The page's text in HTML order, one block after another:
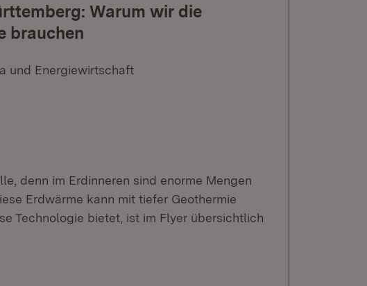
Warum wir die
brauchen
und Energiewirtschaft
denn im Erdinneren sind enorme Mengen
Erdwärme kann mit tiefer Geothermie
Technologie bietet, ist im Flyer übersichtlich